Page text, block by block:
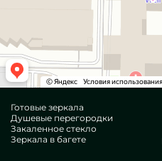
Готовые зеркала
Душевые перегородки
Закаленное стекло
Зеркала в багете